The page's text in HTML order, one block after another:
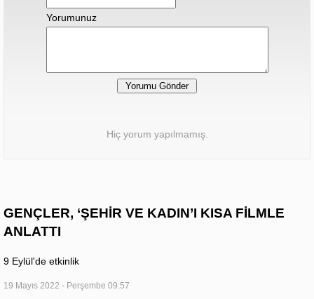
Yorumunuz
Hiç yorum yapılmamış.
GENÇLER, ‘ŞEHİR VE KADIN’I KISA FİLMLE
ANLATTI
9 Eylül'de etkinlik
19 Mayıs 2022 - Perşembe 09:57